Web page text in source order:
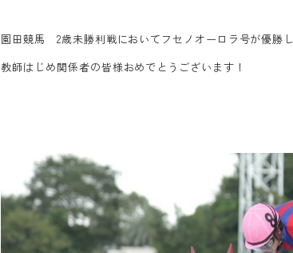
園田競馬 2歳未勝利戦においてフセノオーロラ号が優勝
教師はじめ関係者の皆様おめでとうございます！